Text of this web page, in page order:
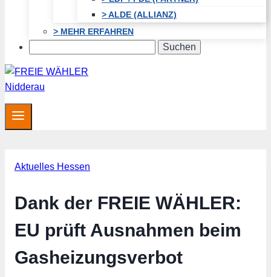
> ALDE (ALLIANZ)
> MEHR ERFAHREN
Aktuelles Hessen
Dank der FREIE WÄHLER:
EU prüft Ausnahmen beim
Gasheizungsverbot